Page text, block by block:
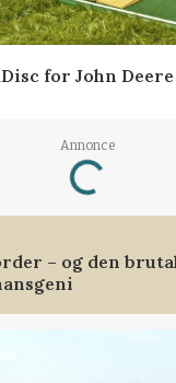
for John
Annonce
Loading...
– og den